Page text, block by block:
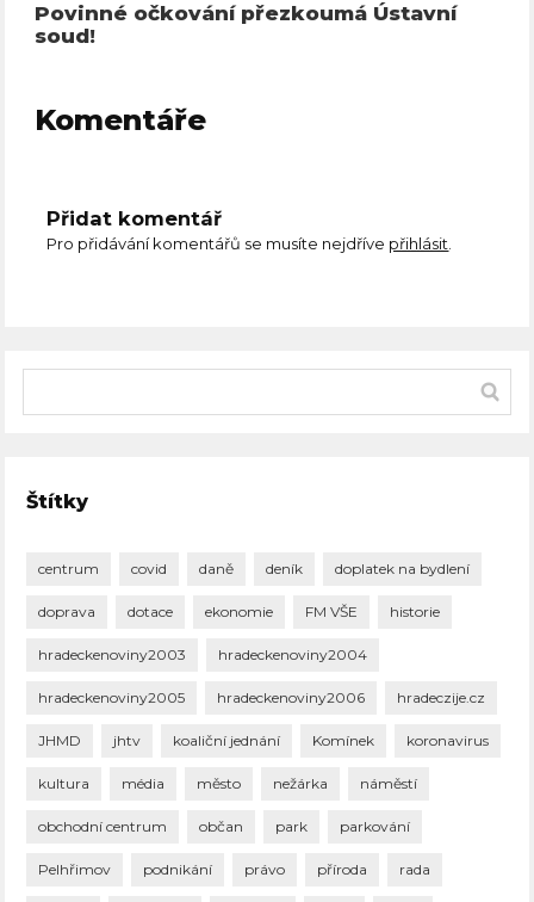
Povinné očkování přezkoumá Ústavní
soud!
Komentáře
Přidat komentář
Pro přidávání komentářů se musíte nejdříve přihlásit.
Štítky
centrum covid daně deník doplatek na bydlení
doprava dotace ekonomie FM VŠE historie
hradeckenoviny2003 hradeckenoviny2004
hradeckenoviny2005 hradeckenoviny2006 hradeczije.cz
JHMD jhtv koaliční jednání Komínek koronavirus
kultura média město nežárka náměstí
obchodní centrum občan park parkování
Pelhřimov podnikání právo příroda rada